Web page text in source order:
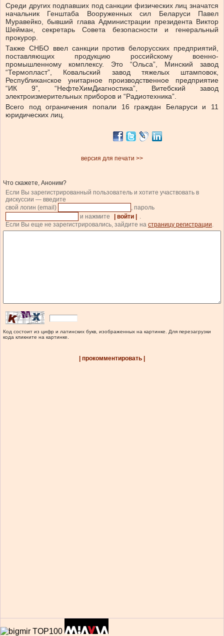
Среди других подпавших под санкции физических лиц значатся
начальник Генштаба Вооруженных сил Беларуси Павел
Муравейко, бывший глава Администрации президента Виктор
Шейман, секретарь Совета безопасности и генеральный
прокурор.
Также СНБО ввел санкции против белорусских предприятий,
поставляющих продукцию российскому военно-
промышленному комплексу. Это “Ольса”, Минский завод
“Термопласт”, Ковальский завод тяжелых штамповок,
Республиканское унитарное производственное предприятие
“ИК 9”, “НефтеХимДиагностика”, Витебский завод
электроизмерительных приборов и “Радиотехника”.
Всего под ограничения попали 16 граждан Беларуси и 11
юридических лиц.
версия для печати >>
Что скажете, Аноним?
Если Вы зарегистрированный пользователь и хотите участвовать в
дискуссии — введите
свой логин (email)
, пароль
и нажмите
| войти |
.
Если Вы еще не зарегистрировались, зайдите на страницу регистрации.
Код состоит из цифр и латинских букв, изображенных на картинке. Для перезагрузки
кода кликните на картинке.
| прокомментировать |